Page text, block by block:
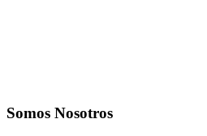
Somos Nosotros